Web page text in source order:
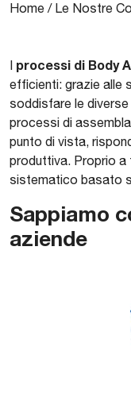
Home / Le Nostre
I processi di Body
efficienti: grazie alle
soddisfare le
processi di
punto di vista,
produttiva. Proprio
sistematico basato
Sappiamo
aziende